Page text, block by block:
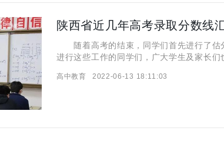
随着高考的结束，同学们首先进行了估
进行这些工作的同学们，广大学生及家长们
括近三年陕西省本一本二高考录取分数线，
高中教育 2022-06-13 18:11:03